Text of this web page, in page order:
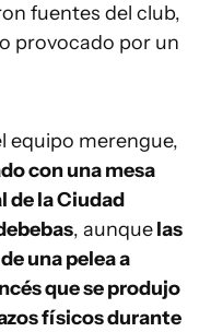
fuentes del club,
provocado por un
equipo merengue,
con una mesa
de la Ciudad
, aunquelas
una pelea a
que se produjo
físicos durante